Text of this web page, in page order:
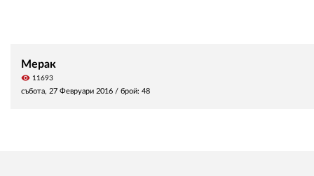
Мерак
visibility 11693
събота, 27 Февруари 2016 / брой: 48